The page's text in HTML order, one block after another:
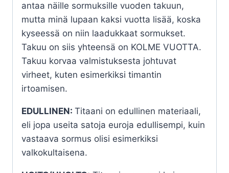
antaa näille sormuksille vuoden takuun,
mutta minä lupaan kaksi vuotta lisää, koska
kyseessä on niin laadukkaat sormukset.
Takuu on siis yhteensä on KOLME VUOTTA.
Takuu korvaa valmistuksesta johtuvat
virheet, kuten esimerkiksi timantin
irtoamisen.
EDULLINEN: Titaani on edullinen materiaali,
eli jopa useita satoja euroja edullisempi, kuin
vastaava sormus olisi esimerkiksi
valkokultaisena.